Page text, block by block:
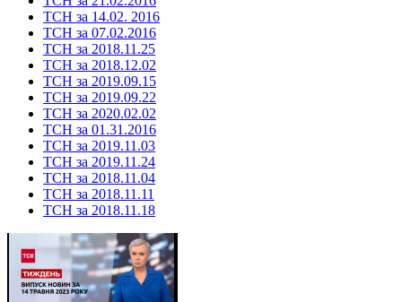
ТСН за 14.02. 2016
ТСН за 07.02.2016
ТСН за 2018.11.25
ТСН за 2018.12.02
ТСН за 2019.09.15
ТСН за 2019.09.22
ТСН за 2020.02.02
ТСН за 01.31.2016
ТСН за 2019.11.03
ТСН за 2019.11.24
ТСН за 2018.11.04
ТСН за 2018.11.11
ТСН за 2018.11.18